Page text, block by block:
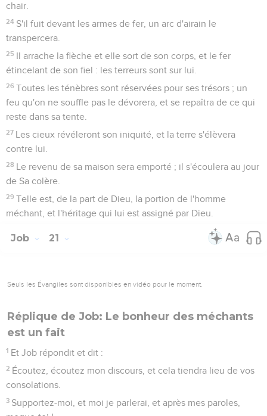
chair.
24 S'il fuit devant les armes de fer, un arc d'airain le
transpercera.
25 Il arrache la flèche et elle sort de son corps, et le fer
étincelant de son fiel : les terreurs sont sur lui.
26 Toutes les ténèbres sont réservées pour ses trésors ; un
feu qu'on ne souffle pas le dévorera, et se repaîtra de ce qui
reste dans sa tente.
27 Les cieux révéleront son iniquité, et la terre s'élèvera
contre lui.
28 Le revenu de sa maison sera emporté ; il s'écoulera au jour
de Sa colère.
29 Telle est, de la part de Dieu, la portion de l'homme
méchant, et l'héritage qui lui est assigné par Dieu.
Job 21
Seuls les Évangiles sont disponibles en vidéo pour le moment.
Réplique de Job: Le bonheur des méchants
est un fait
1 Et Job répondit et dit :
2 Écoutez, écoutez mon discours, et cela tiendra lieu de vos
consolations.
3 Supportez-moi, et moi je parlerai, et après mes paroles,